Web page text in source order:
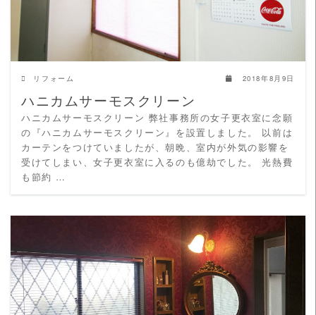
リフォーム 2018年8月9日
ハニカムサーモスクリーン
ハニカムサーモスクリーン 弊社事務所の女子更衣室に念願
の『ハニカムサーモスクリーン』を設置しました。 以前は
カーテンをつけていましたが、朝晩、室内が外気の影響を
受けてしまい、女子更衣室に入るのも億劫でした。 光熱費
も節約 …
READ MORE